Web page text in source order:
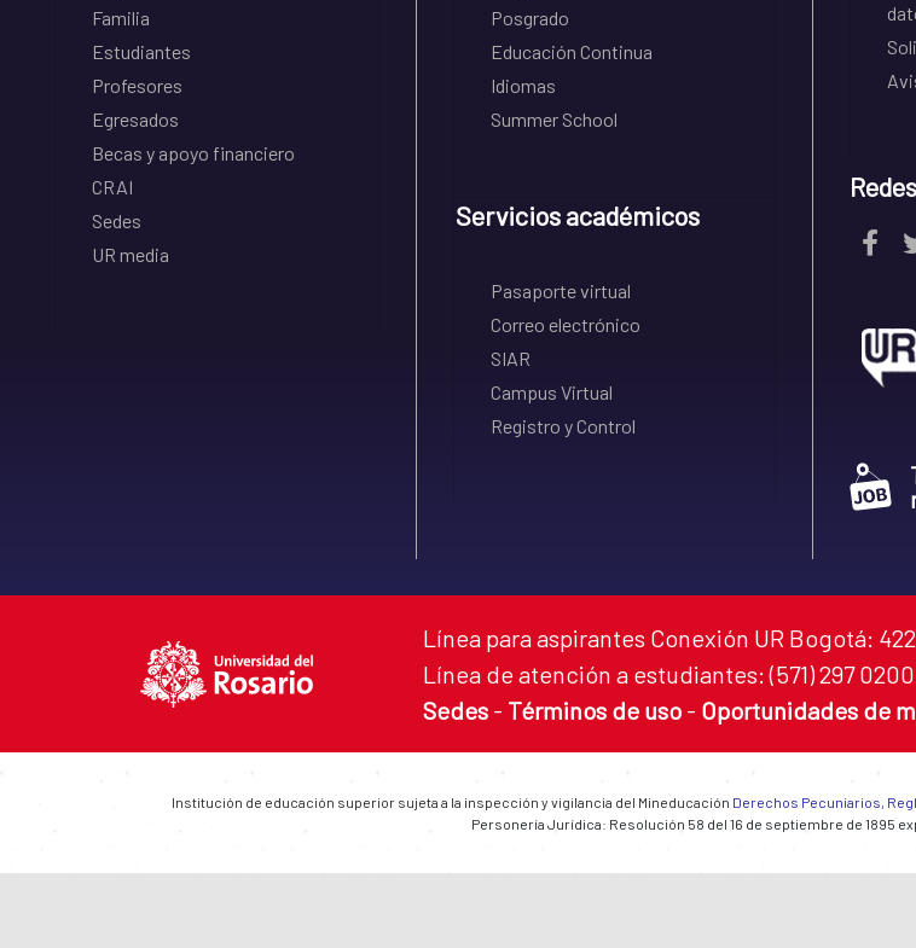
Familia
Estudiantes
Profesores
Egresados
Becas y apoyo financiero
CRAI
Sedes
UR media
Posgrado
Educación Continua
Idiomas
Summer School
Servicios académicos
Pasaporte virtual
Correo electrónico
SIAR
Campus Virtual
Registro y Control
Línea para aspirantes Conexión UR Bogotá: 422
Línea de atención a estudiantes: (571) 297
Sedes - Términos de uso - Oportunidades de
Institución de educación superior sujeta a la inspección y vigilancia del Mineducación Derechos Pecuniarios,
Personería Jurídica: Resolución 58 del 16 de septiembre de 1895